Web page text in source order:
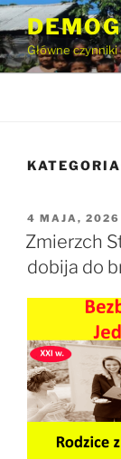
Przejdź
do
treściGłówne
W
4 MAJA, 2026
Zmierzch
dobija do